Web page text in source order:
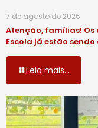
7 de agosto de 2026
Atenção, famílias! Os
Escola já estão
Leia mais...